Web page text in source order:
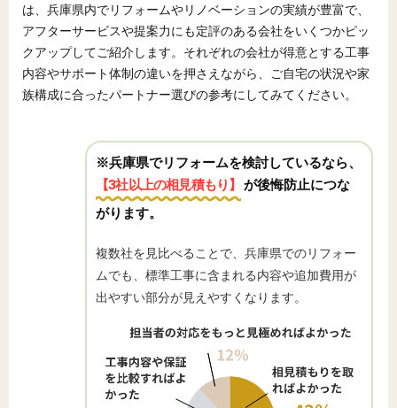
は、兵庫県内でリフォームやリノベーションの実績が豊富で、
アフターサービスや提案力にも定評のある会社をいくつかピッ
クアップしてご紹介します。それぞれの会社が得意とする工事
内容やサポート体制の違いを押さえながら、ご自宅の状況や家
族構成に合ったパートナー選びの参考にしてみてください。
※兵庫県でリフォームを検討しているなら、
【3社以上の相見積もり】
が後悔防止につな
がります。
複数社を見比べることで、兵庫県でのリフォー
ムでも、標準工事に含まれる内容や追加費用が
出やすい部分が見えやすくなります。